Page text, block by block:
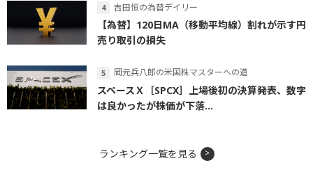
吉田恒の為替デイリー
【為替】120日MA（移動平均線）割れが示す円
売り取引の損失
岡元兵八郎の米国株マスターへの道
スペースＸ［SPCX］上場後初の決算発表、数字
は良かったが株価が下落...
ランキング一覧を見る